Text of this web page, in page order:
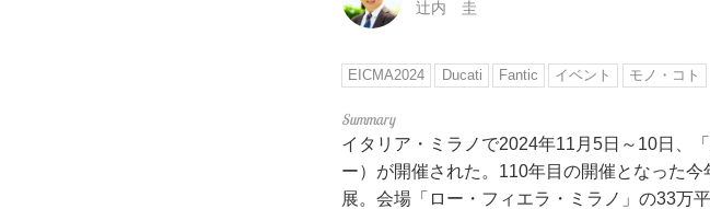
辻内 圭
EICMA2024 Ducati Fantic イベント モノ・コト
イタリア・ミラノで2024年11月5日～10日、
ー）が開催された。110年目の開催となった
展。会場「ロー・フィエラ・ミラノ」の33万